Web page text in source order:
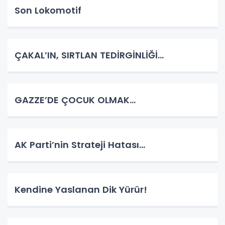
Son Lokomotif
ÇAKAL’IN, SIRTLAN TEDİRGİNLİĞİ…
GAZZE’DE ÇOCUK OLMAK…
AK Parti’nin Strateji Hatası…
Kendine Yaslanan Dik Yürür!